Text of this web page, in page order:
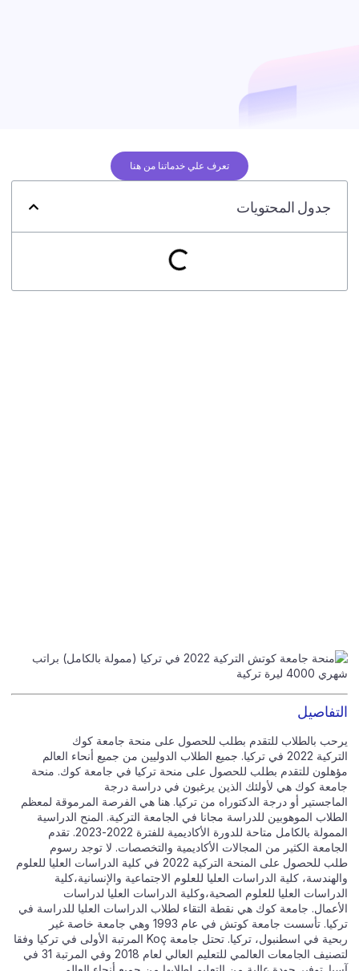
تعرف علي خدماتنا من هنا
جدول المحتويات
التفاصيل
يرحب بالطلاب للتقدم بطلب للحصول على منحة جامعة كوك
التركية 2022 في تركيا. جميع الطلاب الدوليين من جميع أنحاء العالم
مؤهلون للتقدم بطلب للحصول على منحة تركيا في جامعة كوك. منحة
جامعة كوك هي لأولئك الذين يرغبون في دراسة درجة
الماجستير أو درجة الدكتوراه من تركيا. هنا هي الفرصة المرموقة لمعظم
الطلاب الموهوبين للدراسة مجانا في الجامعة التركية. المنح الدراسية
الممولة بالكامل متاحة للدورة الأكاديمية للفترة 2022-2023. تقدم
الجامعة الكثير من المجالات الأكاديمية والتخصصات. لا توجد رسوم
طلب للحصول على المنحة التركية 2022 في كلية الدراسات العليا للعلوم
والهندسة، كلية الدراسات العليا للعلوم الاجتماعية والإنسانية،كلية
الدراسات العليا للعلوم الصحية،وكلية الدراسات العليا لدراسات
الأعمال. جامعة كوك هي نقطة التقاء لطلاب الدراسات العليا للدراسة في
تركيا. تأسست جامعة كوتش في عام 1993 وهي جامعة خاصة غير
ربحية في اسطنبول، تركيا. تحتل جامعة Koç المرتبة الأولى في تركيا وفقا
لتصنيف الجامعات العالمي للتعليم العالي لعام 2018 وفي المرتبة 31 في